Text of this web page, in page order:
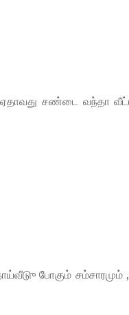
ஏதாவது சண்டை வந்தா
போகும்